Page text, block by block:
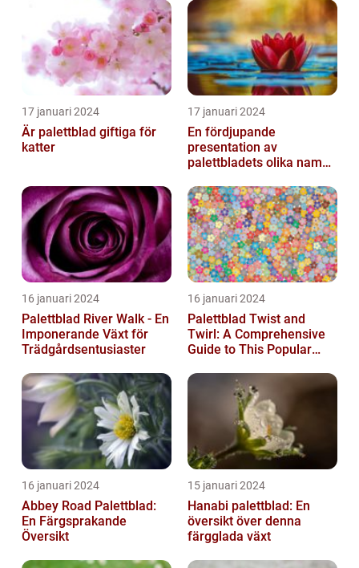
17 januari 2024
Är palettblad giftiga för
katter
17 januari 2024
En fördjupande
presentation av
palettbladets olika namn
16 januari 2024
Palettblad River Walk - En
Imponerande Växt för
Trädgårdsentusiaster
16 januari 2024
Palettblad Twist and
Twirl: A Comprehensive
Guide to This Popular
16 januari 2024
Abbey Road Palettblad:
En Färgsprakande
Översikt
15 januari 2024
Hanabi palettblad: En
översikt över denna
färgglada växt